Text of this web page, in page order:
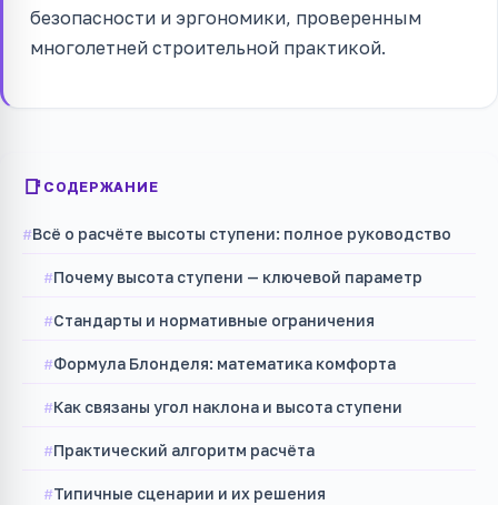
безопасности и эргономики, проверенным
многолетней строительной практикой.
СОДЕРЖАНИЕ
Всё о расчёте высоты ступени: полное руководство
Почему высота ступени — ключевой параметр
Стандарты и нормативные ограничения
Формула Блонделя: математика комфорта
Как связаны угол наклона и высота ступени
Практический алгоритм расчёта
Типичные сценарии и их решения